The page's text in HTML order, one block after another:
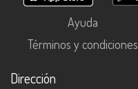
Ayuda
Términos y condiciones
Dirección